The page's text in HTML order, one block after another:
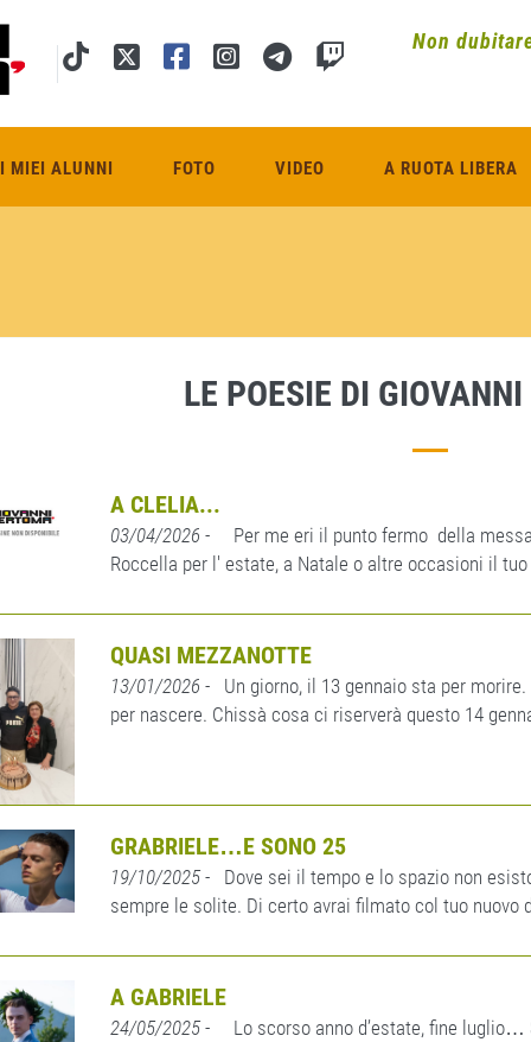
Non
I MIEI ALUNNI FOTO VIDEO A RUOTA LIBERA
LE POESIE DI
A CLELIA...
03/04/2026 - Per me eri il punto fermo della messa
Roccella per l' estate, a Natale o altre occasioni il
QUASI MEZZANOTTE
13/01/2026 - Un giorno, il 13 gennaio sta per
per nascere. Chissà cosa ci riserverà questo 14
GRABRIELE…E SONO 25
19/10/2025- Dove sei il tempo e lo spazio non
sempre le solite. Di certo avrai filmato col tuo nuovo
A GABRIELE
24/05/2025- Lo scorso anno d’estate, fine luglio…